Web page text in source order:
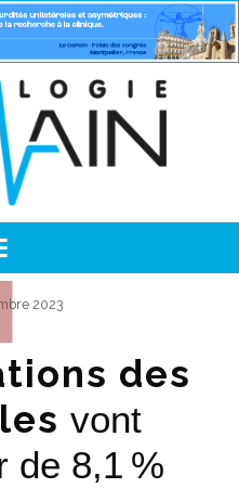
2023
des
vont
de 8,1 %